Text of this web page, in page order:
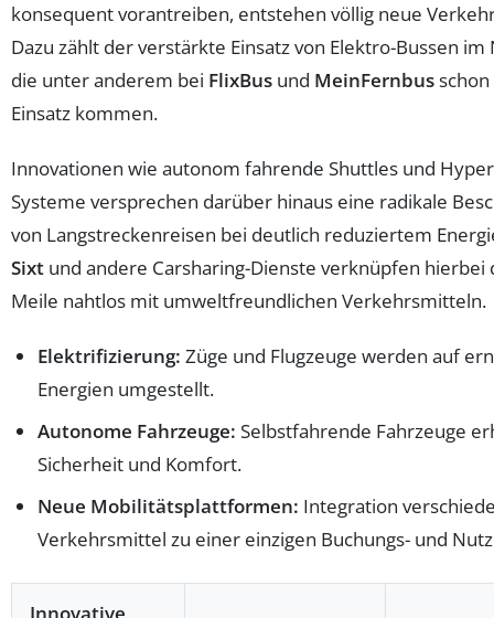
konsequent vorantreiben, entstehen völlig neue
Dazu zählt der verstärkte Einsatz von Elektro-Bussen
die unter anderem bei FlixBus und MeinFernbus
Einsatz kommen.
Innovationen wie autonom fahrende Shuttles und
Systeme versprechen darüber hinaus eine radikale
von Langstreckenreisen bei deutlich reduziertem
Sixt und andere Carsharing-Dienste verknüpfen hierbei
Meile nahtlos mit umweltfreundlichen Verkehrsmitteln.
Elektrifizierung: Züge und Flugzeuge werden auf
Energien umgestellt.
Autonome Fahrzeuge: Selbstfahrende Fahrzeuge
Sicherheit und Komfort.
Neue Mobilitätsplattformen: Integration
Verkehrsmittel zu einer einzigen Buchungs- und